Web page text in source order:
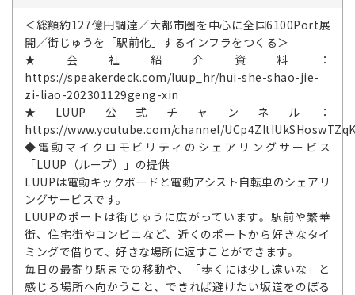
＜総額約127億円調達／大都市圏を中心に全国6100Port展
開／街じゅうを「駅前化」するインフラをつくる＞
★会社紹介資料：
https://speakerdeck.com/luup_hr/hui-she-shao-jie-
zi-liao-202301129geng-xin
★LUUP公式チャンネル：
https://www.youtube.com/channel/
◆電動マイクロモビリティのシェアリングサービス
「LUUP（ループ）」の提供
LUUPは電動キックボードと電動アシスト自転車のシェアリ
ングサービスです。
LUUPのポートは街じゅうに広がっています。駅前や繁華
街、住宅街やコンビニなど、近くのポートから好きなタイ
ミングで借りて、好きな場所に返すことができます。
毎日の最寄り駅までの移動や、「歩くには少し遠いな」と
感じる場所へ向かうこと、できれば避けたい坂道をのぼる